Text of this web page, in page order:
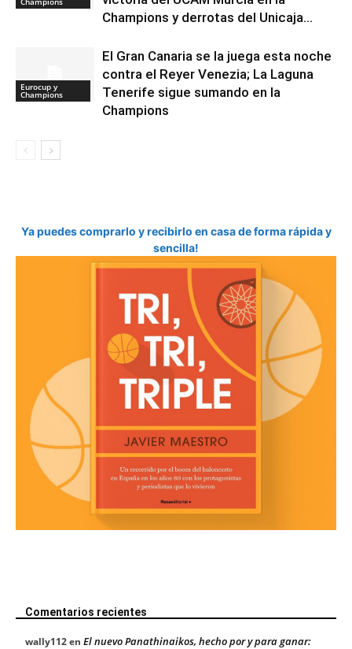
Champions y derrotas del Unicaja...
Eurocup y
Champions
El Gran Canaria se la juega esta noche
contra el Reyer Venezia; La Laguna
Tenerife sigue sumando en la
Champions
Ya puedes comprarlo y recibirlo en casa de forma rápida y
sencilla!
Comentarios recientes
wally112en El nuevo Panathinaikos, hecho por y para ganar: